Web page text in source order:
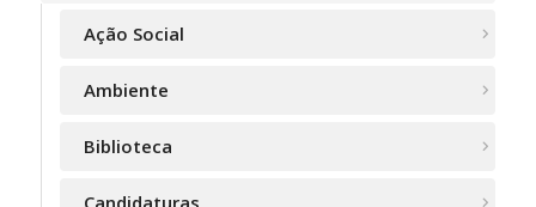
Ação Social
Ambiente
Biblioteca
Candidaturas